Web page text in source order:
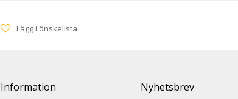
Lägg i önskelista
Information Nyhetsbrev